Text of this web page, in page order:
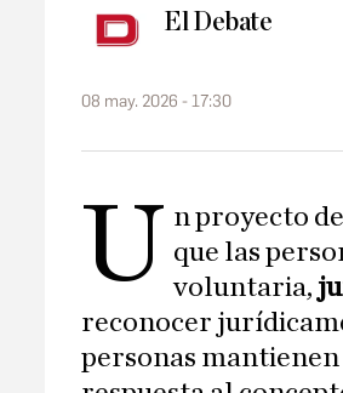
El Debate
08 may. 2026 - 17:30
U n proyecto
que las
voluntaria,
reconocer
personas mantienen